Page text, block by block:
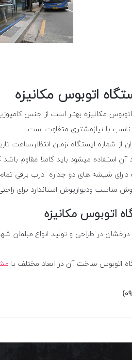
اتوبوس مکانیزه
مکانیزه بهتر است از جنس
متناسب با نیازمشتری متفاوت است.
از شماره ایستگاه ،زمان انتظار،ساعت
میشود باید کاملا مقاوم باشد
دارای شیشه های دو جداره درب برقی
مناسب ودیوارپوش استاندارد برای
اتوبوس مکانیزه
در طراحی و تولید انواع مبلمان
اتوبوس ساخت آن در ابعاد مختلف با